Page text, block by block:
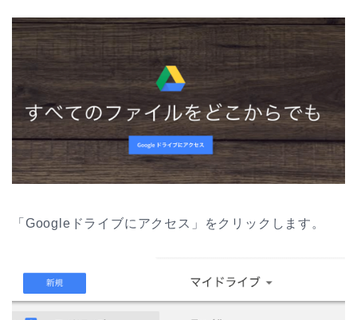
「Googleドライブにアクセス」をクリックします。